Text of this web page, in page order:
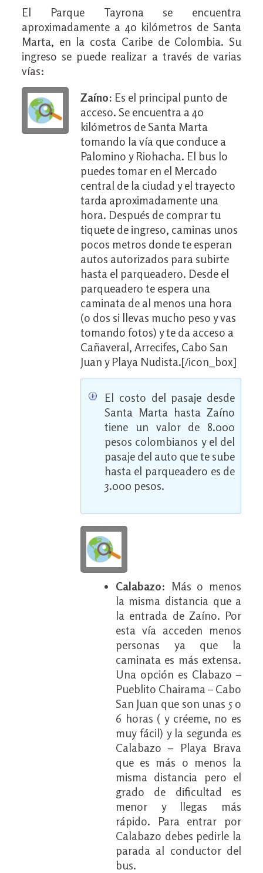
El Parque Tayrona se encuentra
aproximadamente a 40 kilómetros de Santa
Marta, en la costa Caribe de Colombia. Su
ingreso se puede realizar a través de varias
vías:
Zaíno: Es el principal punto de
acceso. Se encuentra a 40
kilómetros de Santa Marta
tomando la vía que conduce a
Palomino y Riohacha. El bus lo
puedes tomar en el Mercado
central de la ciudad y el trayecto
tarda aproximadamente una
hora. Después de comprar tu
tiquete de ingreso, caminas unos
pocos metros donde te esperan
autos autorizados para subirte
hasta el parqueadero. Desde el
parqueadero te espera una
caminata de al menos una hora
(o dos si llevas mucho peso y vas
tomando fotos) y te da acceso a
Cañaveral, Arrecifes, Cabo San
Juan y Playa Nudista.[/icon_box]
El costo del pasaje desde
Santa Marta hasta Zaíno
tiene un valor de 8.000
pesos colombianos y el del
pasaje del auto que te sube
hasta el parqueadero es de
3.000 pesos.
Calabazo: Más o menos
la misma distancia que a
la entrada de Zaíno. Por
esta vía acceden menos
personas ya que la
caminata es más extensa.
Una opción es Clabazo –
Pueblito Chairama – Cabo
San Juan que son unas 5 o
6 horas ( y créeme, no es
muy fácil) y la segunda es
Calabazo – Playa Brava
que es más o menos la
misma distancia pero el
grado de dificultad es
menor y llegas más
rápido. Para entrar por
Calabazo debes pedirle la
parada al conductor del
bus.